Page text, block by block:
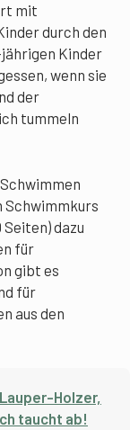
mit
durch den
Kinder
wenn sie
der
tummeln
Schwimmkurs
dazu
für
gibt es
für
aus den
Holzer,
taucht ab!